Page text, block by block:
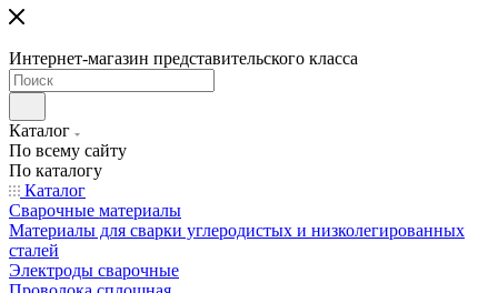
Интернет-магазин представительского класса
Каталог
По всему сайту
По каталогу
Каталог
Сварочные материалы
Материалы для сварки углеродистых и низколегированных
сталей
Электроды сварочные